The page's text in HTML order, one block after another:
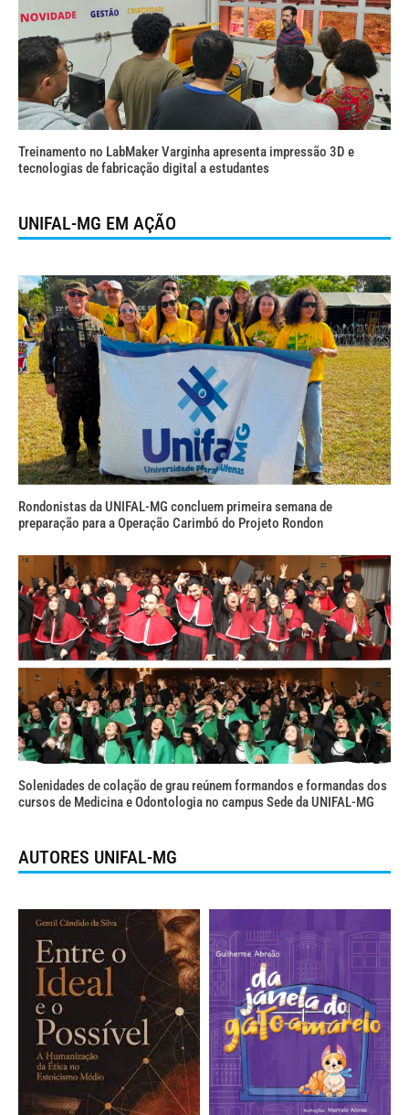
Treinamento no LabMaker Varginha apresenta impressão 3D e
tecnologias de fabricação digital a estudantes
UNIFAL-MG EM AÇÃO
Rondonistas da UNIFAL-MG concluem primeira semana de
preparação para a Operação Carimbó do Projeto Rondon
Solenidades de colação de grau reúnem formandos e formandas dos
cursos de Medicina e Odontologia no campus Sede da UNIFAL-MG
AUTORES UNIFAL-MG